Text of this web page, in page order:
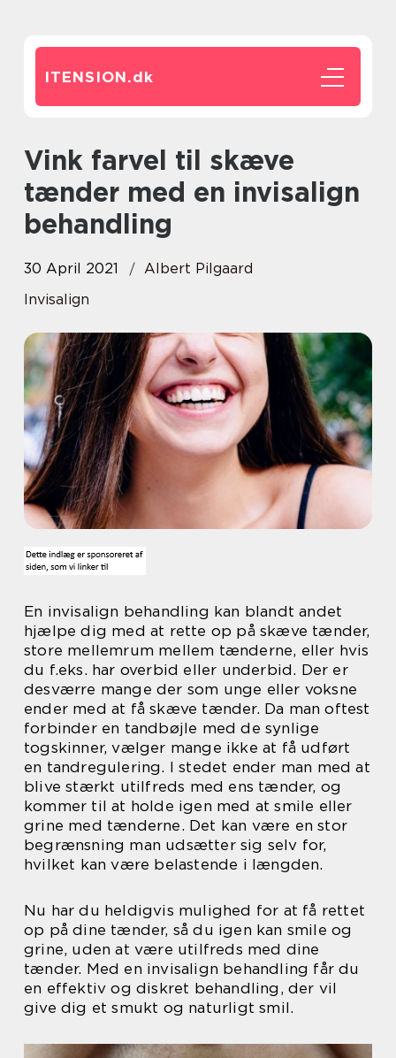
ITENSION.dk
Vink farvel til skæve
tænder med en invisalign
behandling
30 April 2021
Albert Pilgaard
Invisalign
En invisalign behandling kan blandt andet
hjælpe dig med at rette op på skæve tænder,
store mellemrum mellem tænderne, eller hvis
du f.eks. har overbid eller underbid. Der er
desværre mange der som unge eller voksne
ender med at få skæve tænder. Da man oftest
forbinder en tandbøjle med de synlige
togskinner, vælger mange ikke at få udført
en tandregulering. I stedet ender man med at
blive stærkt utilfreds med ens tænder, og
kommer til at holde igen med at smile eller
grine med tænderne. Det kan være en stor
begrænsning man udsætter sig selv for,
hvilket kan være belastende i længden.
Nu har du heldigvis mulighed for at få rettet
op på dine tænder, så du igen kan smile og
grine, uden at være utilfreds med dine
tænder. Med en invisalign behandling får du
en effektiv og diskret behandling, der vil
give dig et smukt og naturligt smil.